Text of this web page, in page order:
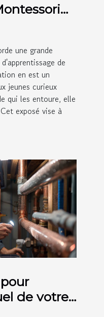
une grande
de
en est un
jeunes curieux
qui les entoure, elle
exposé vise à
de votre